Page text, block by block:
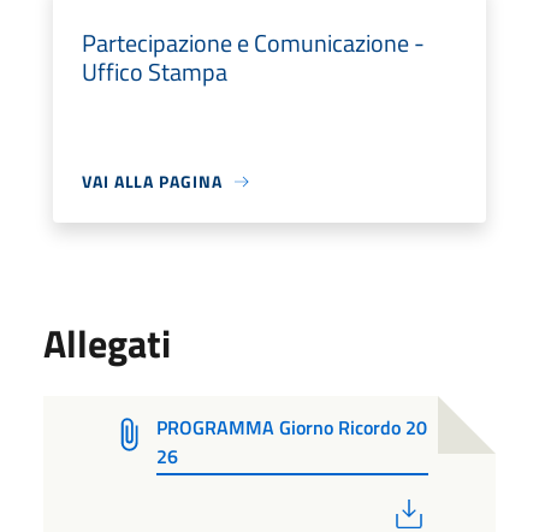
Partecipazione e Comunicazione -
Uffico Stampa
VAI ALLA PAGINA
Allegati
PROGRAMMA Giorno Ricordo 20
26